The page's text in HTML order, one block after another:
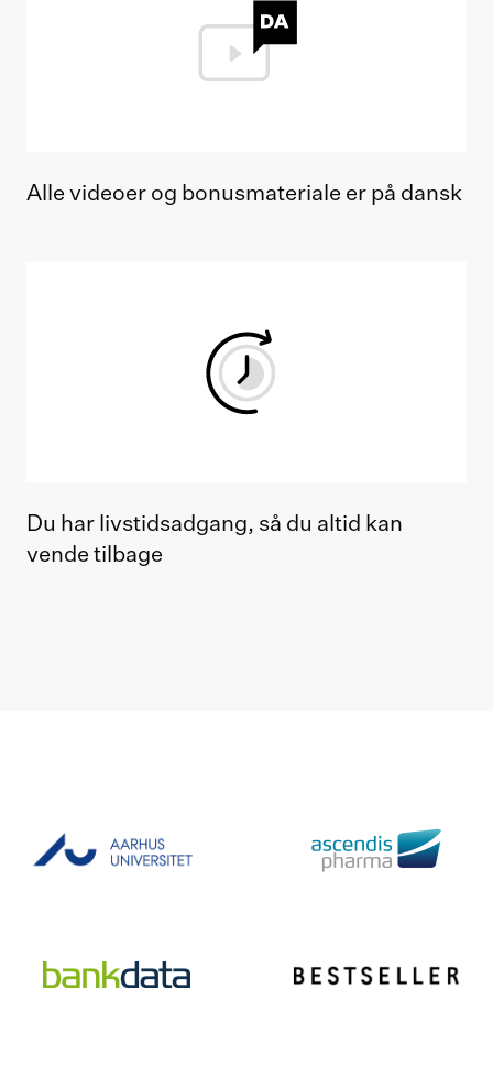
Alle videoer og bonusmateriale er på dansk
Du har livstidsadgang, så du altid kan
vende tilbage